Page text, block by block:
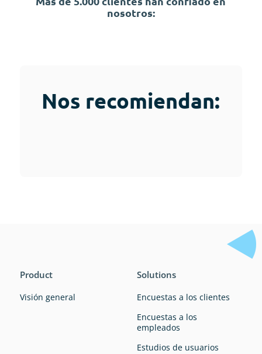
nosotros:
Nos recomiendan:
Product
Visión general
Solutions
Encuestas a los clientes
Encuestas a los
empleados
Estudios de usuarios